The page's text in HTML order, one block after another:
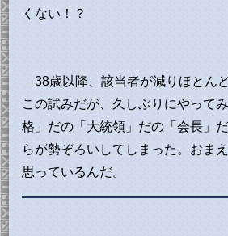
くない！？
38歳以降、該当者が減りほとん
この試みだが、久しぶりにやって
格」だの「大統領」だの「会長」
らが勢ぞろいしてしまった。おま
思っているんだ。